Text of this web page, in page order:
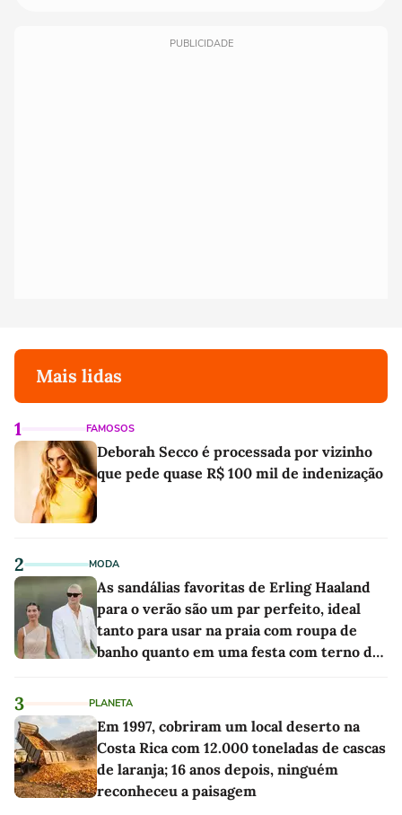
PUBLICIDADE
Mais lidas
1 FAMOSOS
Deborah Secco é processada por vizinho
que pede quase R$ 100 mil de indenização
2 MODA
As sandálias favoritas de Erling Haaland
para o verão são um par perfeito, ideal
tanto para usar na praia com roupa de
banho quanto em uma festa com terno de
3 PLANETA
Em 1997, cobriram um local deserto na
Costa Rica com 12.000 toneladas de cascas
de laranja; 16 anos depois, ninguém
reconheceu a paisagem